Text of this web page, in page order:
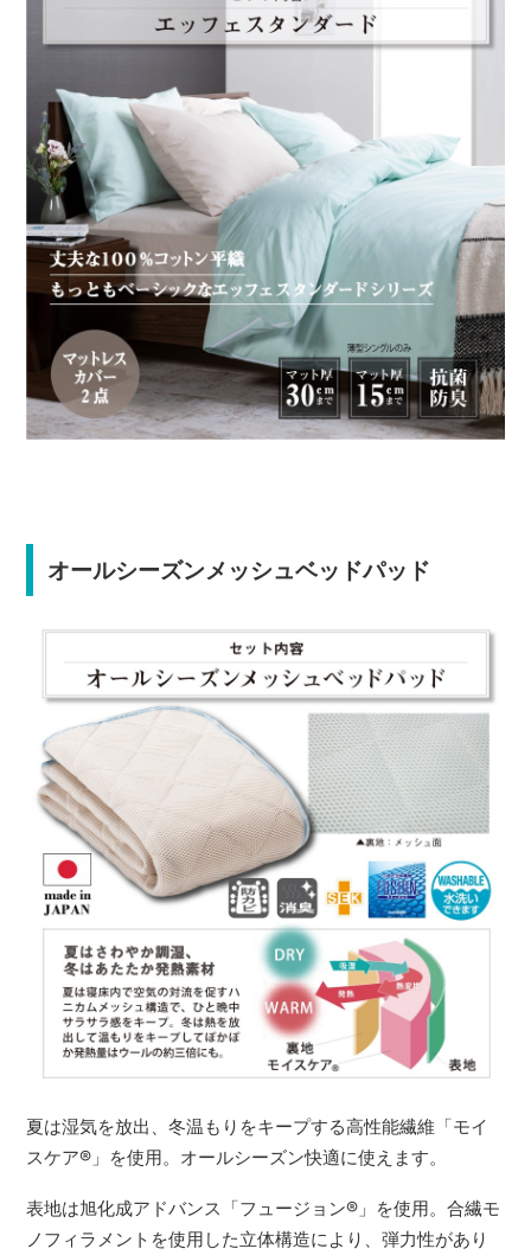
オールシーズンメッシュベッドパッド
夏は湿気を放出、冬温もりをキープする高性能繊維「モイ
スケア® 」を使用。オールシーズン快適に使えます。
表地は旭化成アドバンス「フュージョン® 」を使用。合繊モ
ノフィラメントを使用した立体構造により、弾力性があり